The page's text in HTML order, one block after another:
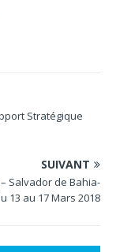
Stratégique
SUIVANT
Salvador de Bahia-
13 au 17 Mars 2018